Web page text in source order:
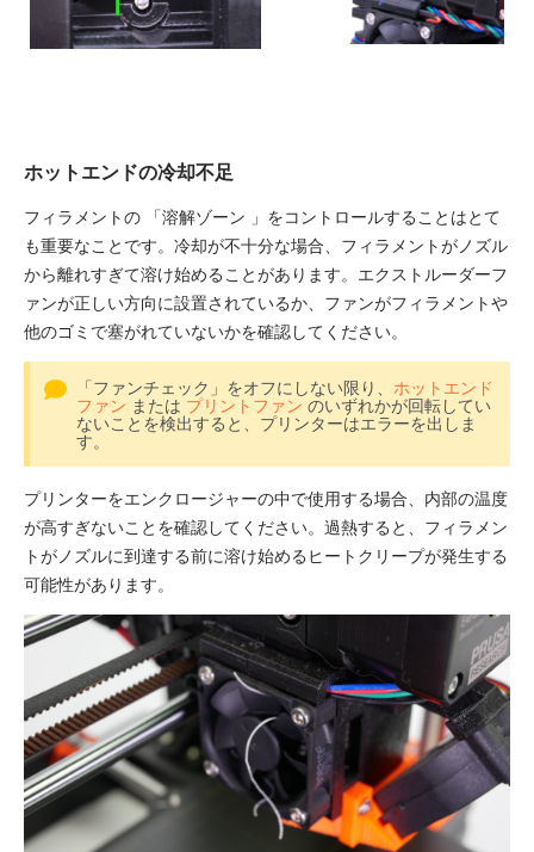
ホットエンドの冷却不足
フィラメントの 「溶解ゾーン 」をコントロールすることはとて
も重要なことです。冷却が不十分な場合、フィラメントがノズル
から離れすぎて溶け始めることがあります。エクストルーダーフ
ァンが正しい方向に設置されているか、ファンがフィラメントや
他のゴミで塞がれていないかを確認してください。
「ファンチェック」をオフにしない限り、 ホットエンド
ファン または プリントファン のいずれかが回転してい
ないことを検出すると、プリンターはエラーを出しま
す。
プリンターをエンクロージャーの中で使用する場合、内部の温度
が高すぎないことを確認してください。過熱すると、フィラメン
トがノズルに到達する前に溶け始めるヒートクリープが発生する
可能性があります。